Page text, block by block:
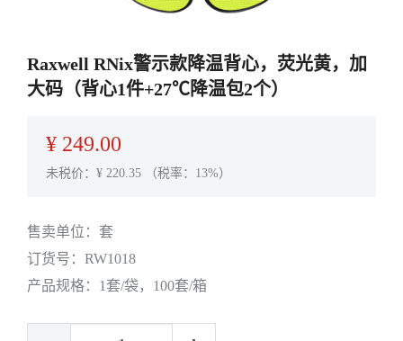
Raxwell RNix警示款降温背心，荧光黄，加
大码（背心1件+27℃降温包2个）
¥ 249.00
未税价：¥ 220.35 （税率：13%）
售卖单位： 套
订货号： RW1018
产品规格： 1套/袋，100套/箱